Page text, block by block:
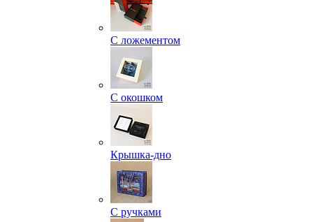
С ложементом
С окошком
Крышка-дно
С ручками